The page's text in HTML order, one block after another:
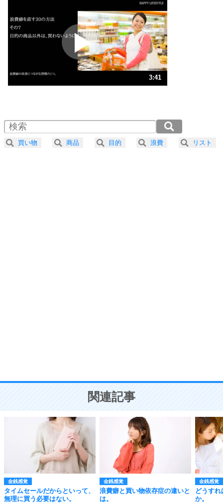
いらいらしない人になる30の方法
プラス思考
ポジティブになれない原因は、行動しないから。
ポジティブ思考になる30の方法
ストレス対策
人生、なんとかなるもの。
気楽に生きる30の方法
4 器の大きい人は、怒りを優しさで表現する。
ことが大切。
3:41
2.0倍速 （434KB 1分50秒）
2.5倍速 （347KB 1分28秒）
3.0倍速 （289KB 1分13秒）
買い物 商品 目的 浪費 リスト
関連記事
金銭感覚
タイムセールだからといって、
無理に買う必要はない。
金銭感覚
浪費癖と買い物依存症の違いと
は。
金銭感覚
どうす
か。